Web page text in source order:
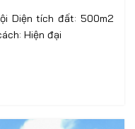
Diện tích đất: 500m2
Hiện đại